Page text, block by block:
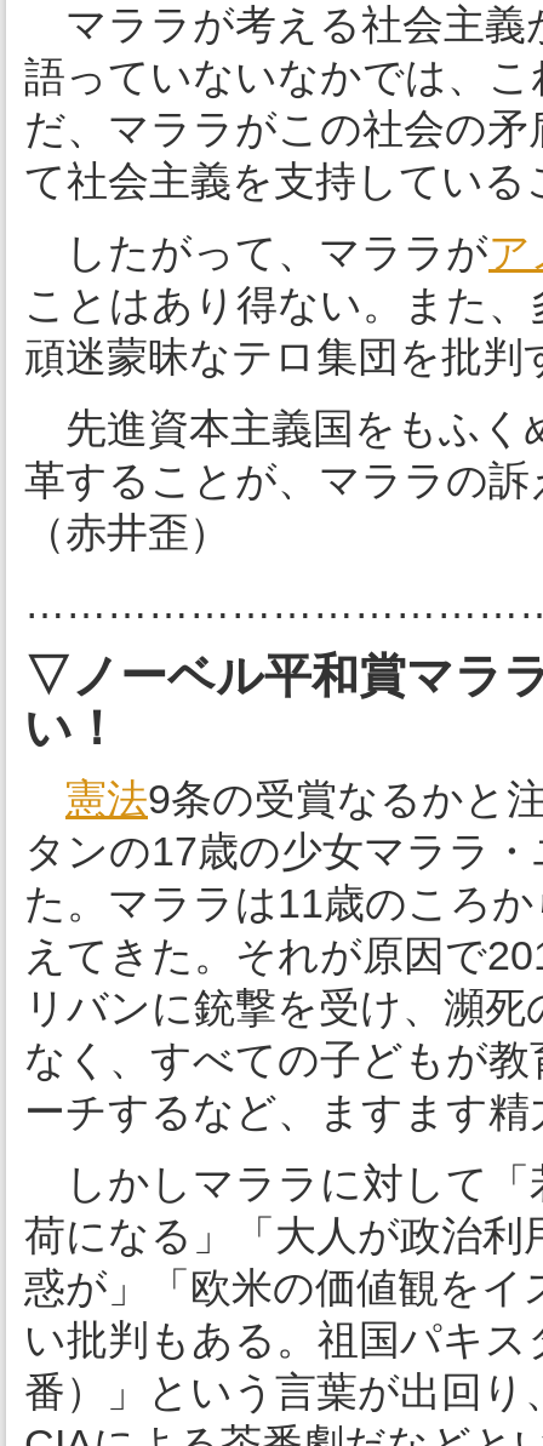
マララが考える社会主義
語っていないなかでは、
だ、マララがこの社会の
て社会主義を支持してい
したがって、マララがア
ことはあり得ない。また
頑迷蒙昧なテロ集団を批
先進資本主義国をもふく
革することが、マララの
（赤井歪）
▽ノーベル平和賞マラ
い！
憲法9条の受賞なるかと
タンの17歳の少女マララ
た。マララは11歳のころ
えてきた。それが原因で
リバンに銃撃を受け、瀕
なく、すべての子どもが
ーチするなど、ますます
しかしマララに対して「
荷になる」「大人が政治
惑が」「欧米の価値観を
い批判もある。祖国パキ
番）」という言葉が出回